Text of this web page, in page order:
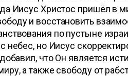
Иисус Христос пришёл в
и восстановить
по пустыне
небес, но Иисус
добавил, что Он является
а также свободу от